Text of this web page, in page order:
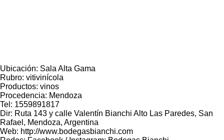
Ubicación: Sala Alta Gama
Rubro: vitivinícola
Productos: vinos
Procedencia: Mendoza
Tel: 1559891817
Dir: Ruta 143 y calle Valentín Bianchi Alto Las Paredes, San
Rafael, Mendoza, Argentina
Web: http://www.bodegasbianchi.com